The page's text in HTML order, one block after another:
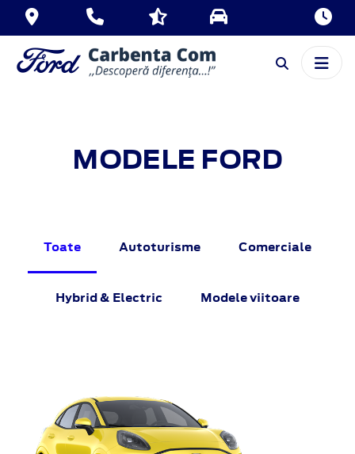
MODELE FORD
Toate Autoturisme Comerciale
Hybrid & Electric Modele viitoare